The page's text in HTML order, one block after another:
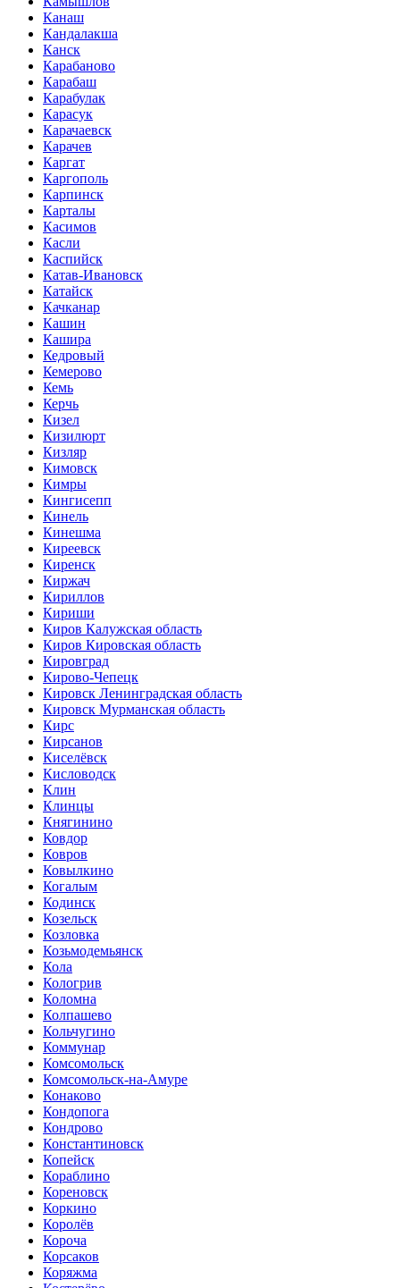
Канаш
Кандалакша
Канск
Карабаново
Карабаш
Карабулак
Карасук
Карачаевск
Карачев
Каргат
Каргополь
Карпинск
Карталы
Касимов
Касли
Каспийск
Катав-Ивановск
Катайск
Качканар
Кашин
Кашира
Кедровый
Кемерово
Кемь
Керчь
Кизел
Кизилюрт
Кизляр
Кимовск
Кимры
Кингисепп
Кинель
Кинешма
Киреевск
Киренск
Киржач
Кириллов
Кириши
Киров Калужская область
Киров Кировская область
Кировград
Кирово-Чепецк
Кировск Ленинградская область
Кировск Мурманская область
Кирс
Кирсанов
Киселёвск
Кисловодск
Клин
Клинцы
Княгинино
Ковдор
Ковров
Ковылкино
Когалым
Кодинск
Козельск
Козловка
Козьмодемьянск
Кола
Кологрив
Коломна
Колпашево
Кольчугино
Коммунар
Комсомольск
Комсомольск-на-Амуре
Конаково
Кондопога
Кондрово
Константиновск
Копейск
Кораблино
Кореновск
Коркино
Королёв
Короча
Корсаков
Коряжма